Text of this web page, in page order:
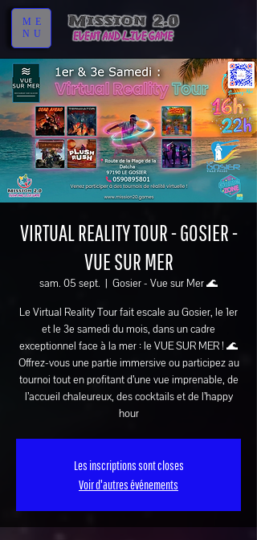
ME
NU
VIRTUAL REALITY TOUR - GOSIER -
VUE SUR MER
sam. 05 sept.
  |
Gosier - Vue sur Mer 🌊
Le Virtual Reality Tour fait escale au Gosier, le 1er
et le 3e samedi du mois, dans un cadre
exceptionnel face à la mer : le VUE SUR MER ! 🌊
Offrez-vous une partie immersive ou participez au
tournoi tout en profitant d’une vue imprenable, de
l’accueil chaleureux, des cocktails et de l’happy
hour
Les inscriptions sont closes
Voir d'autres événements